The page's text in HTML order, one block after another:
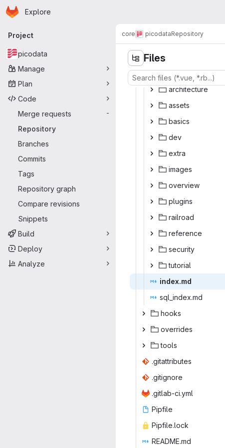
Skip to main content
Homepage
Explore
Primary navigation
Project
picodata
Manage
Plan
Code
Merge requests
-
Repository
Branches
Commits
Tags
Repository graph
Compare revisions
Snippets
Build
Deploy
Analyze
core picodataRepository
Files
archit‎ecture‎
ass‎ets‎
bas‎ics‎
d‎ev‎
ex‎tra‎
ima‎ges‎
over‎view‎
plu‎gins‎
rail‎road‎
refe‎rence‎
secu‎rity‎
tuto‎rial‎
inde‎x.md‎
sql_in‎dex.md‎
ho‎oks‎
over‎rides‎
to‎ols‎
.gitatt‎ributes‎
.giti‎gnore‎
.gitlab‎-ci.yml‎
Pip‎file‎
Pipfil‎e.lock‎
READ‎ME.md‎